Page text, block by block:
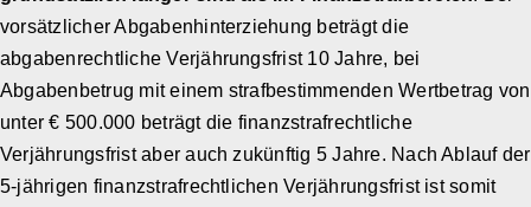
vorsätzlicher Abgabenhinterziehung beträgt die
abgabenrechtliche Verjährungsfrist 10 Jahre, bei
Abgabenbetrug mit einem strafbestimmenden Wertbetrag von
unter € 500.000 beträgt die finanzstrafrechtliche
Verjährungsfrist aber auch zukünftig 5 Jahre. Nach Ablauf der
5-jährigen finanzstrafrechtlichen Verjährungsfrist ist somit